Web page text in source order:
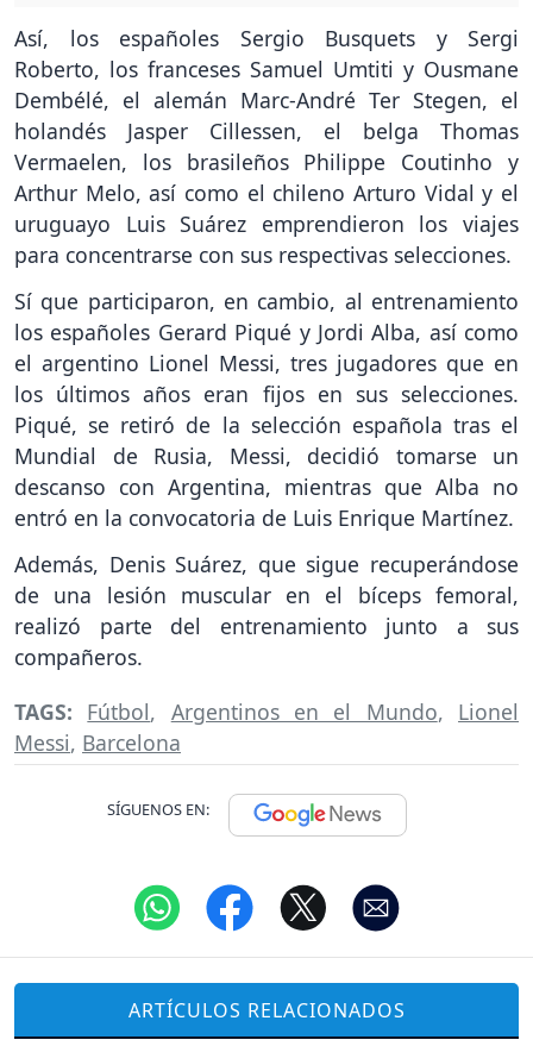
Así, los españoles Sergio Busquets y Sergi
Roberto, los franceses Samuel Umtiti y Ousmane
Dembélé, el alemán Marc-André Ter Stegen, el
holandés Jasper Cillessen, el belga Thomas
Vermaelen, los brasileños Philippe Coutinho y
Arthur Melo, así como el chileno Arturo Vidal y el
uruguayo Luis Suárez emprendieron los viajes
para concentrarse con sus respectivas selecciones.
Sí que participaron, en cambio, al entrenamiento
los españoles Gerard Piqué y Jordi Alba, así como
el argentino Lionel Messi, tres jugadores que en
los últimos años eran fijos en sus selecciones.
Piqué, se retiró de la selección española tras el
Mundial de Rusia, Messi, decidió tomarse un
descanso con Argentina, mientras que Alba no
entró en la convocatoria de Luis Enrique Martínez.
Además, Denis Suárez, que sigue recuperándose
de una lesión muscular en el bíceps femoral,
realizó parte del entrenamiento junto a sus
compañeros.
TAGS: Fútbol, Argentinos en el Mundo, Lionel
Messi, Barcelona
SÍGUENOS EN:
ARTÍCULOS RELACIONADOS